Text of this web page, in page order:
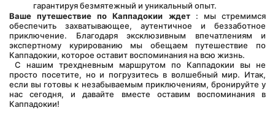
гарантируя безмятежный и уникальный опыт.
Ваше путешествие по Каппадокии ждет : мы стремимся
обеспечить захватывающее, аутентичное и беззаботное
приключение. Благодаря эксклюзивным впечатлениям и
экспертному курированию мы обещаем путешествие по
Каппадокии, которое оставит воспоминания на всю жизнь.
просто посетите, но и погрузитесь в волшебный мир. Итак,
если вы готовы к незабываемым приключениям, бронируйте у
нас сегодня, и давайте вместе оставим воспоминания в
Каппадокии!